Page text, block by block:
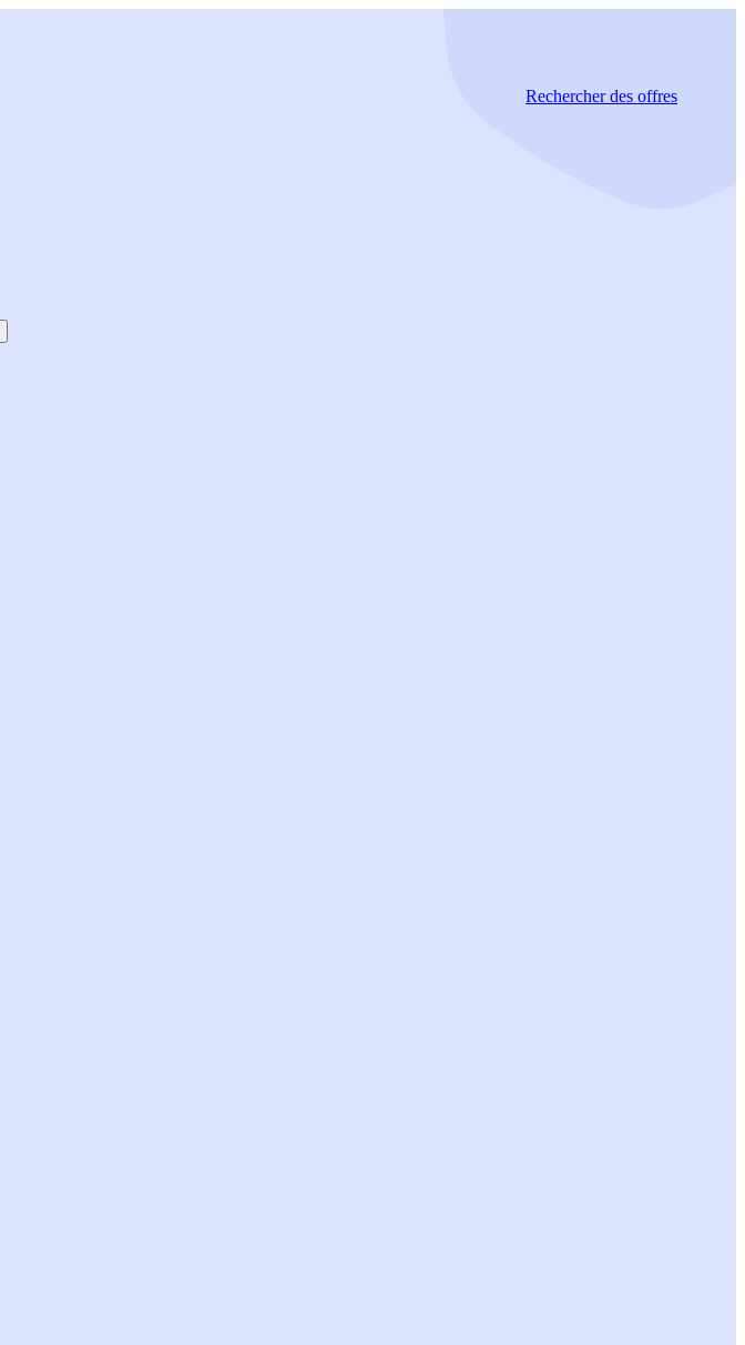
Rechercherdes offres